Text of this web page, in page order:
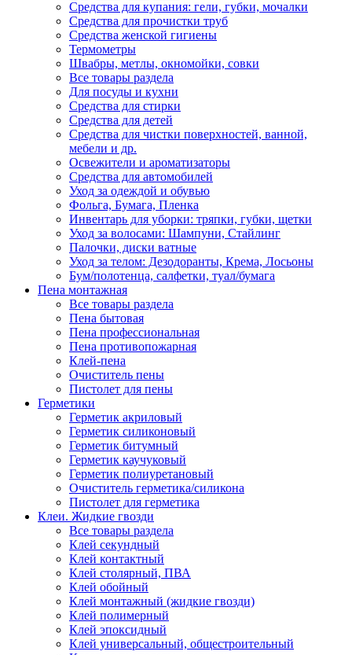
Средства для купания: гели, губки, мочалки
Средства для прочистки труб
Средства женской гигиены
Термометры
Швабры, метлы, окномойки, совки
Все товары раздела
Для посуды и кухни
Средства для стирки
Средства для детей
Средства для чистки поверхностей, ванной,
мебели и др.
Освежители и ароматизаторы
Средства для автомобилей
Уход за одеждой и обувью
Фольга, Бумага, Пленка
Инвентарь для уборки: тряпки, губки, щетки
Уход за волосами: Шампуни, Стайлинг
Палочки, диски ватные
Уход за телом: Дезодоранты, Крема, Лосьоны
Бум/полотенца, салфетки, туал/бумага
Пена монтажная
Все товары раздела
Пена бытовая
Пена профессиональная
Пена противопожарная
Клей-пена
Очиститель пены
Пистолет для пены
Герметики
Герметик акриловый
Герметик силиконовый
Герметик битумный
Герметик каучуковый
Герметик полиуретановый
Очиститель герметика/силикона
Пистолет для герметика
Клеи. Жидкие гвозди
Все товары раздела
Клей секундный
Клей контактный
Клей столярный, ПВА
Клей обойный
Клей монтажный (жидкие гвозди)
Клей полимерный
Клей эпоксидный
Клей универсальный, общестроительный